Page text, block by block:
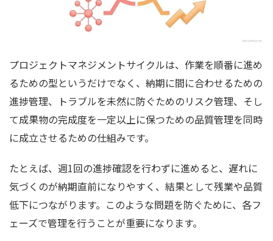
プロジェクトマネジメントサイクルは、作業を順番に進め
るための型というだけでなく、納期に間に合わせるための
進捗管理、トラブルを未然に防ぐためのリスク管理、そし
て成果物の完成度を一定以上に保つための品質管理を同時
に成立させるための仕組みです。
たとえば、週1回の進捗確認を行わずに進めると、遅れに
気づくのが納期直前になりやすく、結果として残業や品質
低下につながります。このような問題を防ぐために、各フ
ェーズで管理を行うことが重要になります。